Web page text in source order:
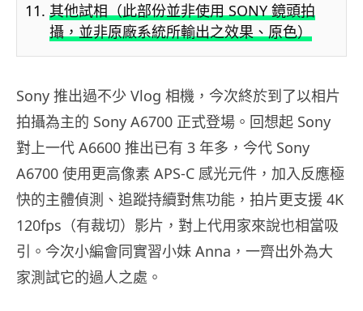
其他試相（此部份並非使用 SONY 鏡頭拍
攝，並非原廠系統所輸出之效果、原色）
Sony 推出過不少 Vlog 相機，今次終於到了以相片
拍攝為主的 Sony A6700 正式登場。回想起 Sony
對上一代 A6600 推出已有 3 年多，今代 Sony
A6700 使用更高像素 APS-C 感光元件，加入反應極
快的主體偵測、追蹤持續對焦功能，拍片更支援 4K
120fps（有裁切）影片，對上代用家來說也相當吸
引。今次小編會同實習小妹 Anna，一齊出外為大
家測試它的過人之處。